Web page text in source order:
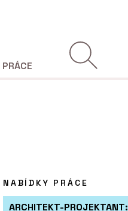
NABÍDKY PRÁCE
ARCHITEKT-PROJEKTANT: